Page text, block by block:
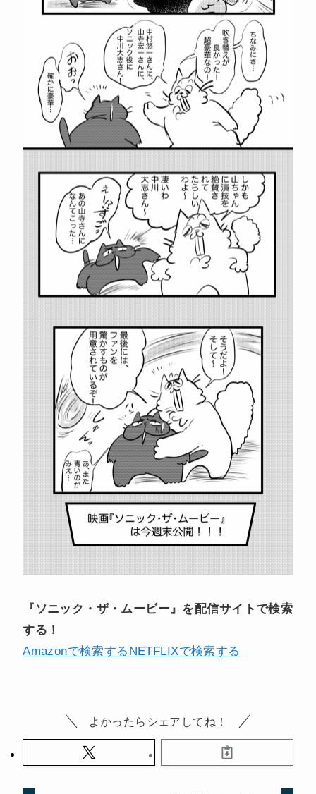
『ソニック・ザ・ムービー』を配信サイトで検索
する！
Amazonで検索する NETFLIXで検索する
よかったらシェアしてね！